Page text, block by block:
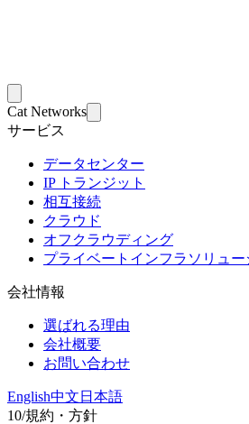
Cat Networks
サービス
データセンター
IP トランジット
相互接続
クラウド
オフクラウディング
プライベートインフラソリュー
会社情報
選ばれる理由
会社概要
お問い合わせ
English中文 日本語
10/規約・方針